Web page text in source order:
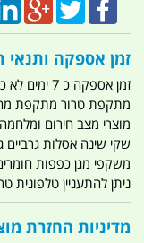
זמן אספקה ותנאי
זמן אספקה
מתקפת טרור מתקפת
מוצרי מצב חירום
שקי שינה אסלות
משקפי מגן כפפות
ניתן להתעניין טלפונית טרם
מדיניות החזרת